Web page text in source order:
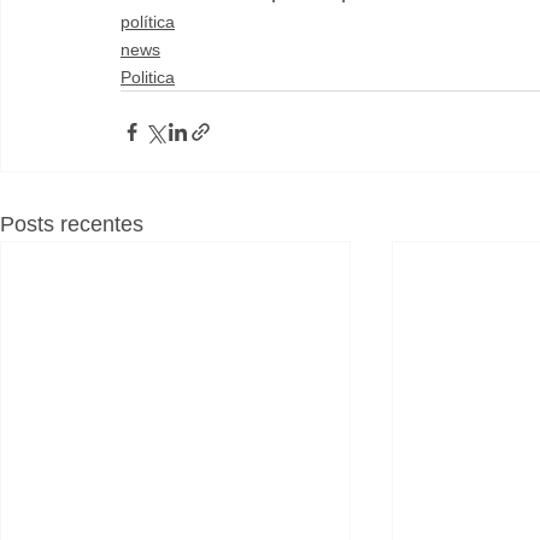
política
news
Politica
Posts recentes